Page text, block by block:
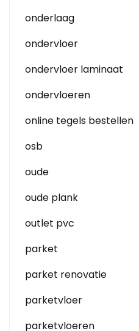
onderlaag
ondervloer
ondervloer laminaat
ondervloeren
online tegels bestellen
osb
oude
oude plank
outlet pvc
parket
parket renovatie
parketvloer
parketvloeren